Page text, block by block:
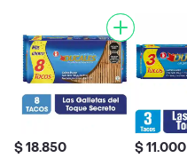
$ 18.850 $ 11.000